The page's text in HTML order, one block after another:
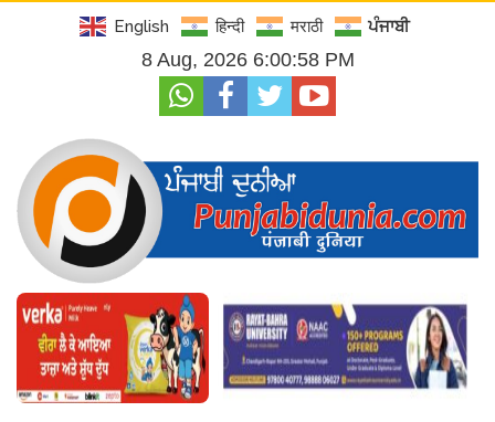
English हिन्दी मराठी ਪੰਜਾਬੀ
8 Aug, 2026 6:00:59 PM